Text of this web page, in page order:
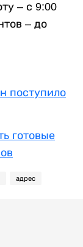
– с 9:00
– до
поступило
готовые
адрес